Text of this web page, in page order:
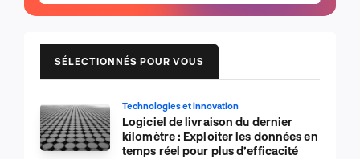
SÉLECTIONNÉS POUR VOUS
Technologies et innovation
Logiciel de livraison du dernier
kilomètre : Exploiter les données en
temps réel pour plus d’efficacité